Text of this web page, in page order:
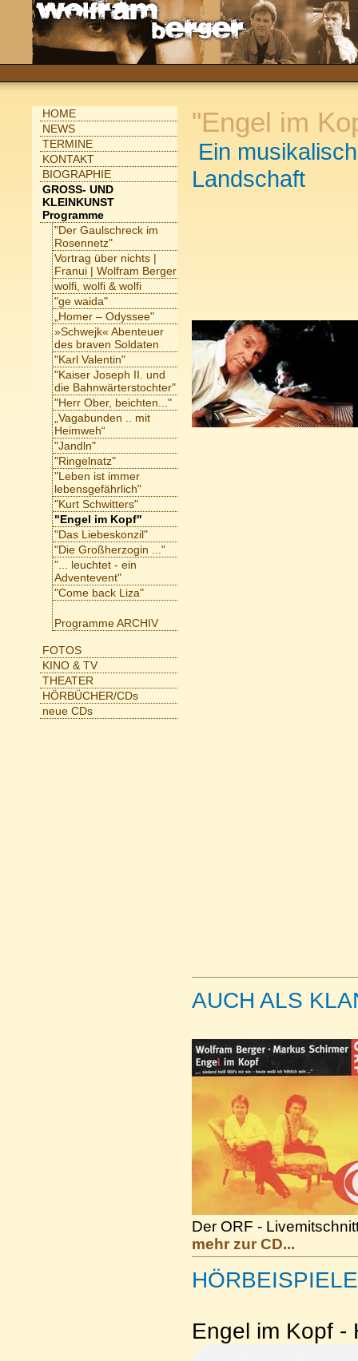
HOME
NEWS
TERMINE
KONTAKT
BIOGRAPHIE
GROSS- UND
KLEINKUNST
Programme
"Der Gaulschreck im
Rosennetz"
Vortrag über nichts |
Franui | Wolfram Berger
wolfi, wolfi & wolfi
"ge waida"
„Homer – Odyssee"
»Schwejk« Abenteuer
des braven Soldaten
"Karl Valentin"
"Kaiser Joseph II. und
die Bahnwärterstochter"
"Herr Ober, beichten..."
„Vagabunden .. mit
Heimweh“
"Jandln"
"Ringelnatz"
"Leben ist immer
lebensgefährlich"
"Kurt Schwitters"
"Engel im Kopf"
"Das Liebeskonzil"
"Die Großherzogin ..."
"... leuchtet - ein
Adventevent"
"Come back Liza"
Programme ARCHIV
FOTOS
KINO & TV
THEATER
HÖRBÜCHER/CDs
neue CDs
"Engel im
Ein
Landschaft
AUCH ALS
Der ORF -
mehr zur CD...
HÖRBEISPIELE
Engel im Kopf -